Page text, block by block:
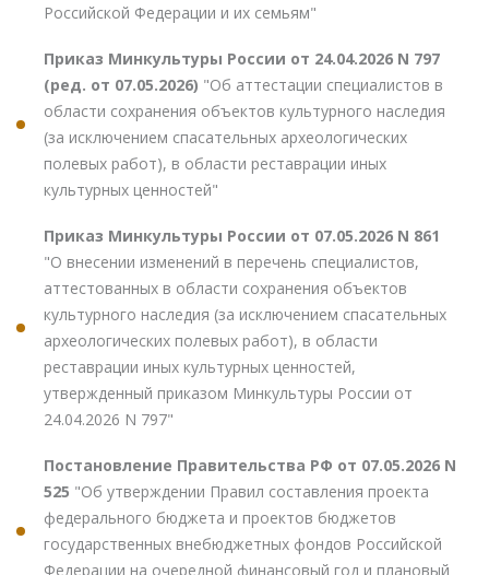
Российской Федерации и их семьям"
Приказ Минкультуры России от 24.04.2026 N 797
(ред. от 07.05.2026) "Об аттестации специалистов в
области сохранения объектов культурного наследия
(за исключением спасательных археологических
полевых работ), в области реставрации иных
культурных ценностей"
Приказ Минкультуры России от 07.05.2026 N 861
"О внесении изменений в перечень специалистов,
аттестованных в области сохранения объектов
культурного наследия (за исключением спасательных
археологических полевых работ), в области
реставрации иных культурных ценностей,
утвержденный приказом Минкультуры России от
24.04.2026 N 797"
Постановление Правительства РФ от 07.05.2026 N
525 "Об утверждении Правил составления проекта
федерального бюджета и проектов бюджетов
государственных внебюджетных фондов Российской
Федерации на очередной финансовый год и плановый